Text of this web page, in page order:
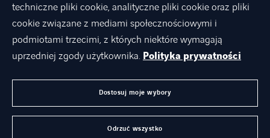
O NAS
OFERTA
KARIERA
techniczne pliki cookie, analityczne pliki cookie oraz pliki
cookie związane z mediami społecznościowymi i
podmiotami trzecimi, z których niektóre wymagają
uprzedniej zgody użytkownika. Polityka prywatności
Dostosuj moje wybory
Odrzuć wszystko